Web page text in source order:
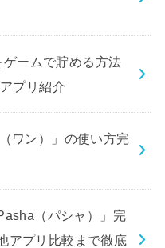
ゲームで貯める方法
プリ紹介
ワン）」の使い方完
（パシャ）」完
アプリ比較まで徹底